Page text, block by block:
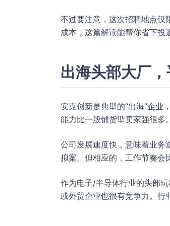
不过要注意，这次招聘地点仅
成本，这篇解读能帮你省下投
出海头部大厂
安克创新是典型的“出海”企业
能力比一般铺货型卖家强很多
公司发展速度快，意味着业务
拟案。但相应的，工作节奏会
作为电子/半导体行业的头部
或外贸企业也很有竞争力。行